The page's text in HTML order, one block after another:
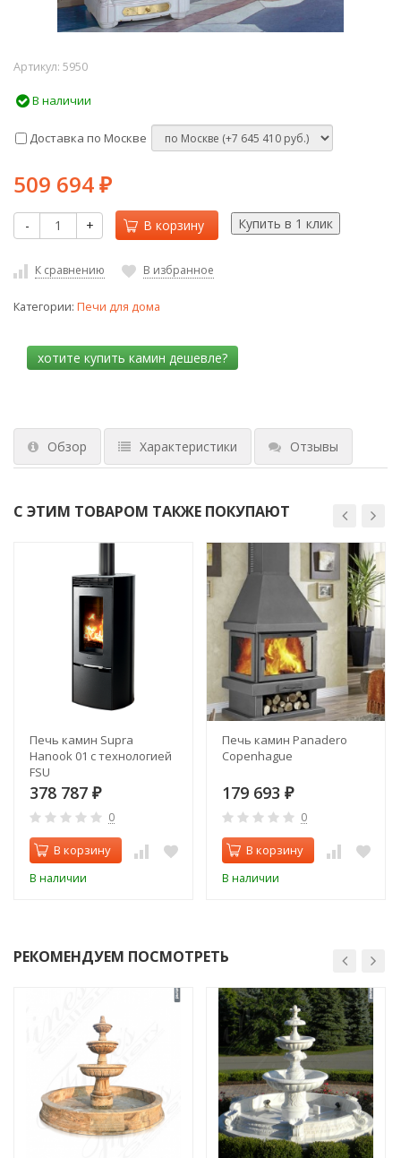
Артикул: 5950
В наличии
Доставка по Москве
509 694 ₽
- + В корзину
К сравнению В избранное
Категории: Печи для дома
Обзор Характеристики Отзывы
С ЭТИМ ТОВАРОМ ТАКЖЕ ПОКУПАЮТ
Печь камин Supra
Hanook 01 с технологией
FSU
378 787 ₽
0
В корзину
В наличии
Печь камин Panadero
Copenhague
179 693 ₽
0
В корзину
В наличии
РЕКОМЕНДУЕМ ПОСМОТРЕТЬ